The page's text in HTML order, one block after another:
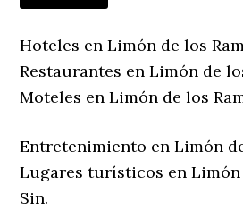
Hoteles en Limón de los
Restaurantes en Limón de
Moteles en Limón de los
Entretenimiento en Limón
Lugares turísticos en Limón
Sin.